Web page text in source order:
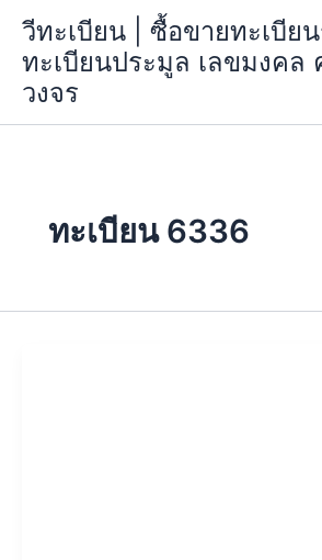
content
วีทะเบียน | ซื้อขายทะเบีย
ทะเบียนประมูล เลขมงคล
วงจร
ทะเบียน 6336